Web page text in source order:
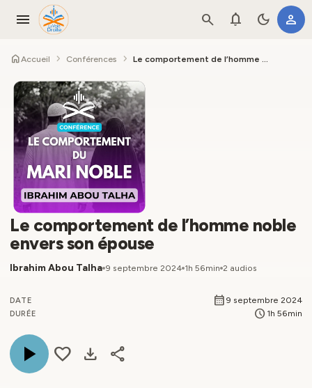
menu search notifications dark_mode person
homeAccueil chevron_right Conférences chevron_right
Le comportement de l’homme noble
envers son épouse
Ibrahim Abou Talha 9 septembre 2024 1h 56min 2 audios
DATE calendar_month 9 septembre 2024
DURÉE schedule 1h 56min
play_arrow favorite download share